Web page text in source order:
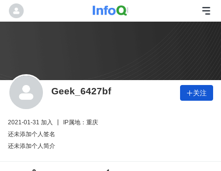
Geek_6427bf 关注
2021-01-31 加入
IP属地：重庆
还未添加个人签名
还未添加个人简介